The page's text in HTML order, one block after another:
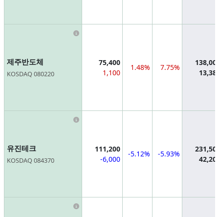
제주반도체
KOSDAQ 080220
Information
75,400
1,100
1.48% 7.75%
유진테크
KOSDAQ 084370
Information
111,200
-6,000
-5.12% -5.93%
Information